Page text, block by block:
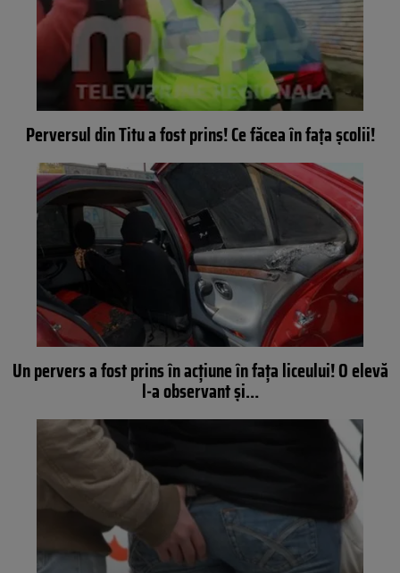
Perversul din Titu a fost prins! Ce făcea în fața școlii!
Un pervers a fost prins în acțiune în fața liceului! O elevă
l-a observant și…